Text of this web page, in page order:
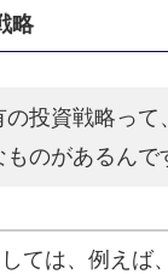
略
の投資戦略って
のがあるんで
ては、例えば